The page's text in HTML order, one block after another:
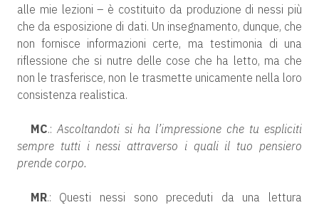
alle mie lezioni – è costituito da produzione di nessi più
che da esposizione di dati. Un insegnamento, dunque, che
non fornisce informazioni certe, ma testimonia di una
riflessione che si nutre delle cose che ha letto, ma che
non le trasferisce, non le trasmette unicamente nella loro
consistenza realistica.
MC.: Ascoltandoti si ha l’impressione che tu espliciti
sempre tutti i nessi attraverso i quali il tuo pensiero
prende corpo.
MR.: Questi nessi sono preceduti da una lettura